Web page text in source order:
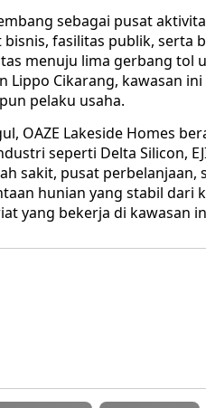
sebagai pusat
fasilitas publik, serta
menuju lima gerbang tol
Lippo Cikarang, kawasan
pelaku usaha.
OAZE Lakeside Homes
seperti Delta Silicon,
sakit, pusat perbelanjaan,
hunian yang stabil dari
yang bekerja di kawasan